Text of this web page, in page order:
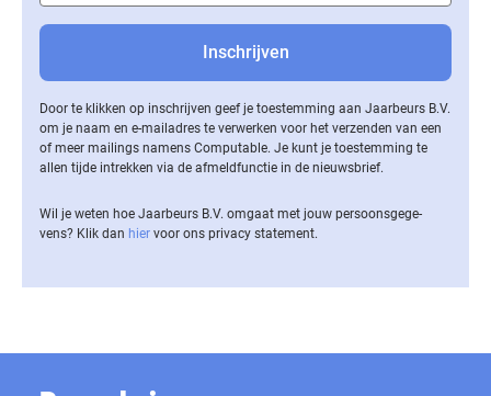
Door te klikken op inschrijven geef je toestemming aan Jaarbeurs B.V.
om je naam en e-mailadres te verwerken voor het verzenden van een
of meer mailings namens Computable. Je kunt je toestemming te
allen tijde intrekken via de af­meld­func­tie in de nieuwsbrief.
Wil je weten hoe Jaarbeurs B.V. omgaat met jouw per­soons­ge­ge­
vens? Klik dan hier voor ons privacy statement.